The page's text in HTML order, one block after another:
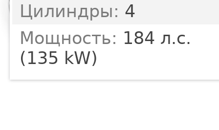
Цилиндры: 4
Мощность: 184 л.с.
(135 kW)